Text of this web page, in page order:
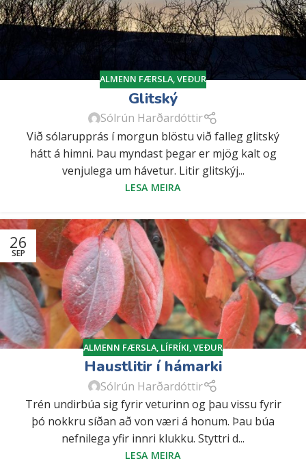
ALMENN FÆRSLA,VEÐUR
Glitský
Sólrún Harðardóttir
Við sólarupprás í morgun blöstu við falleg glitský
hátt á himni. Þau myndast þegar er mjög kalt og
venjulega um hávetur. Litir glitskýj...
LESA MEIRA
26
SEP
ALMENN FÆRSLA LÍFRÍKI VEÐUR
Haustlitir í hámarki
Sólrún Harðardóttir
Trén undirbúa sig fyrir veturinn og þau vissu fyrir
þó nokkru síðan að von væri á honum. Þau búa
nefnilega yfir innri klukku. Styttri d...
LESA MEIRA